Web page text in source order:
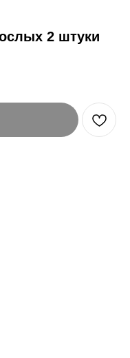
2 штуки